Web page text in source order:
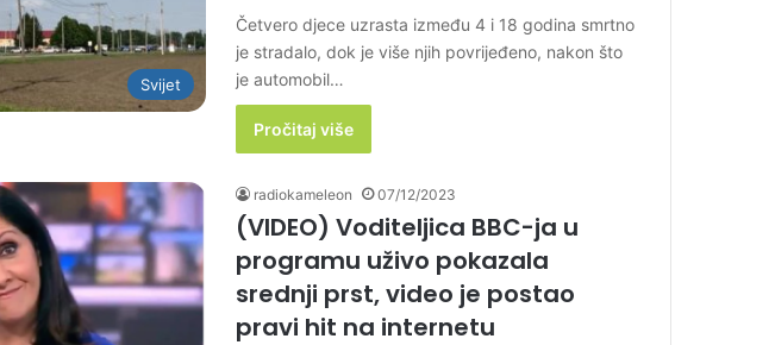
Svijet
Četvero djece uzrasta između 4 i 18 godina smrtno
je stradalo, dok je više njih povrijeđeno, nakon što
je automobil…
Pročitaj više
radiokameleon 07/12/2023
(VIDEO) Voditeljica BBC-ja u
programu uživo pokazala
srednji prst, video je postao
pravi hit na internetu